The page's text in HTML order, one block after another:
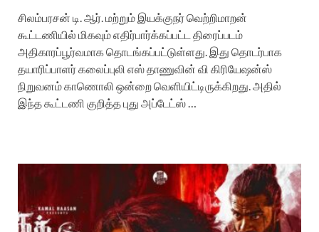
சிலம்பரசன் டி. ஆர். மற்றும் இயக்குநர் வெற்றிமாறன்
கூட்டணியில் மிகவும் எதிர்பார்க்கப்பட்ட திரைப்படம்
அதிகாரப்பூர்வமாக தொடங்கப்பட்டுள்ளது. இது தொடர்பாக
தயாரிப்பாளர் கலைப்புலி எஸ் தாணுவின் வி கிரியேஷன்ஸ்
நிறுவனம் காணொலி ஒன்றை வெளியிட்டிருக்கிறது. அதில்
இந்த கூட்டணி குறித்த புது அப்டேட்ஸ் …